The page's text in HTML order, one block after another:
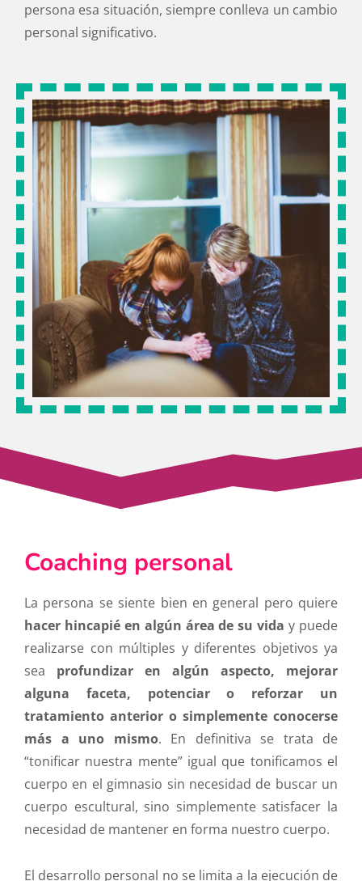
persona esa situación, siempre conlleva un cambio
personal significativo.
Coaching personal
La persona se siente bien en general pero quiere
hacer hincapié en algún área de su vida y puede
realizarse con múltiples y diferentes objetivos ya
sea profundizar en algún aspecto, mejorar
alguna faceta, potenciar o reforzar un
tratamiento anterior o simplemente conocerse
más a uno mismo. En definitiva se trata de
“tonificar nuestra mente” igual que tonificamos el
cuerpo en el gimnasio sin necesidad de buscar un
cuerpo escultural, sino simplemente satisfacer la
necesidad de mantener en forma nuestro cuerpo.
El desarrollo personal no se limita a la ejecución de